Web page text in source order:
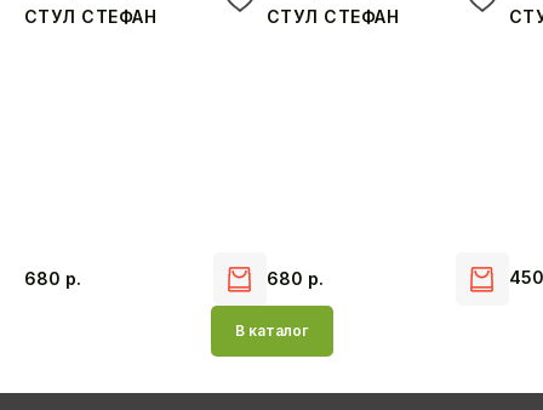
СТУЛ СТЕФАН
680 р.
СТУЛ СТЕФАН
680 р.
В каталог